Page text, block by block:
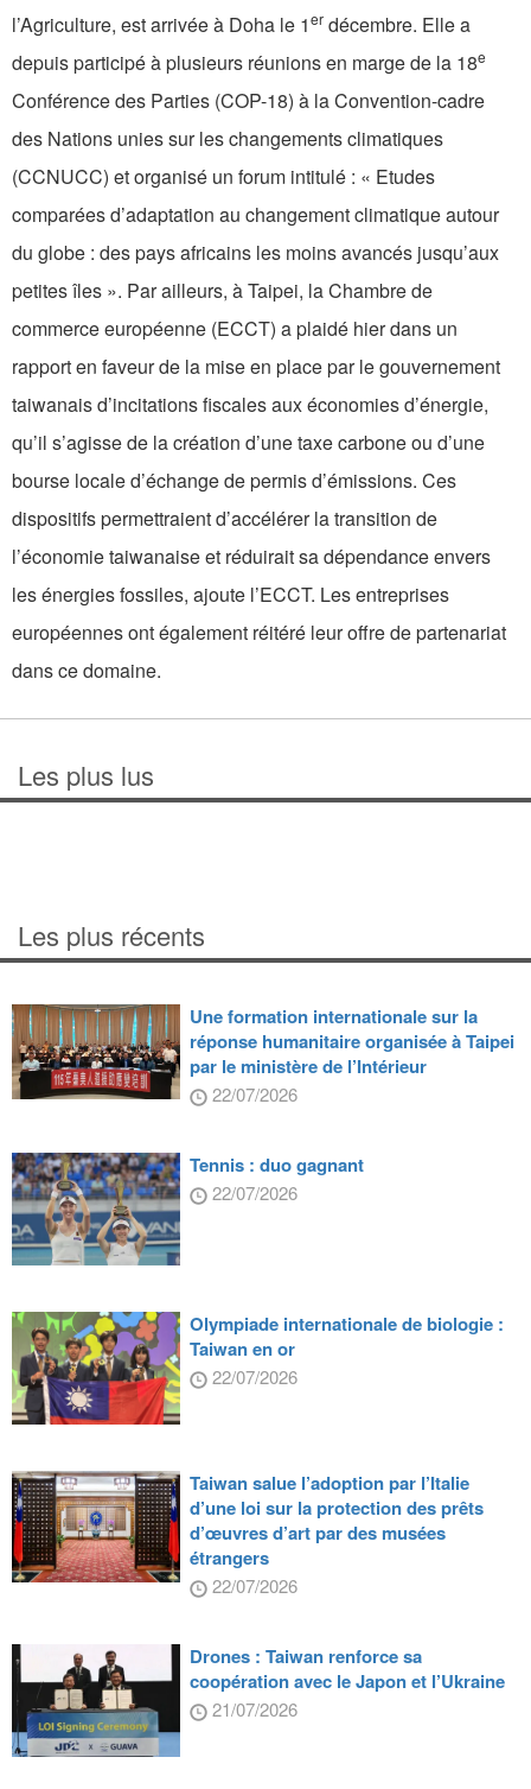
l’Agriculture, est arrivée à Doha le 1er décembre. Elle a
depuis participé à plusieurs réunions en marge de la 18e
Conférence des Parties (COP-18) à la Convention-cadre
des Nations unies sur les changements climatiques
(CCNUCC) et organisé un forum intitulé : « Etudes
comparées d’adaptation au changement climatique autour
du globe : des pays africains les moins avancés jusqu’aux
petites îles ». Par ailleurs, à Taipei, la Chambre de
commerce européenne (ECCT) a plaidé hier dans un
rapport en faveur de la mise en place par le gouvernement
taiwanais d’incitations fiscales aux économies d’énergie,
qu’il s’agisse de la création d’une taxe carbone ou d’une
bourse locale d’échange de permis d’émissions. Ces
dispositifs permettraient d’accélérer la transition de
l’économie taiwanaise et réduirait sa dépendance envers
les énergies fossiles, ajoute l’ECCT. Les entreprises
européennes ont également réitéré leur offre de partenariat
dans ce domaine.
Les plus lus
Les plus récents
Une formation internationale sur la
réponse humanitaire organisée à Taipei
par le ministère de l’Intérieur
22/07/2026
Tennis : duo gagnant
22/07/2026
Olympiade internationale de biologie :
Taiwan en or
22/07/2026
Taiwan salue l’adoption par l’Italie
d’une loi sur la protection des prêts
d’œuvres d’art par des musées
étrangers
22/07/2026
Drones : Taiwan renforce sa
coopération avec le Japon et l’Ukraine
21/07/2026